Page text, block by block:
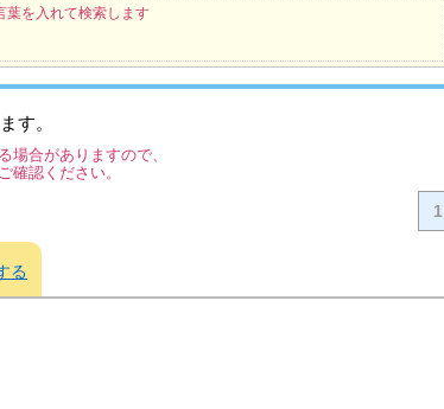
を入れて検索します
す。
場合がありますので、
確認ください。
1
る